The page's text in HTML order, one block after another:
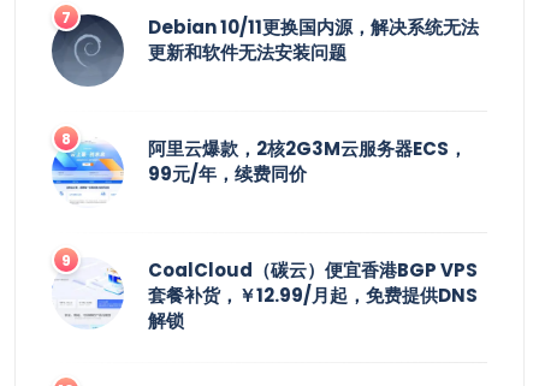
Debian 10/11更换国内源，解决系统无法
更新和软件无法安装问题
阿里云爆款，2核2G3M云服务器ECS，
99元/年，续费同价
CoalCloud（碳云）便宜香港BGP VPS
套餐补货，￥12.99/月起，免费提供DNS
解锁